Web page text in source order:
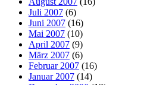
Juli 2007 (6)
Juni 2007 (16)
Mai 2007 (10)
April 2007 (9)
März 2007 (6)
Februar 2007 (16)
Januar 2007 (14)